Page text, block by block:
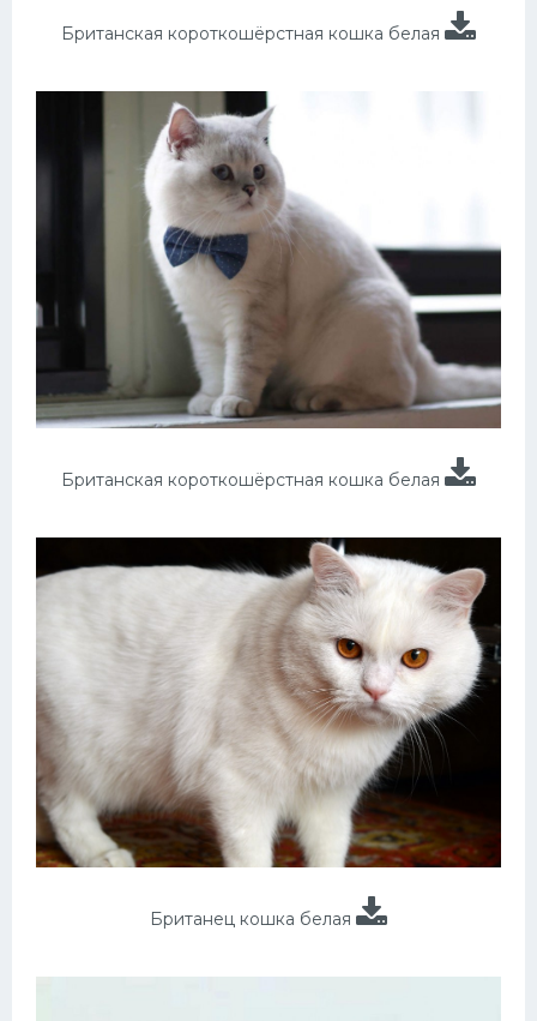
Британская короткошёрстная кошка белая
Британская короткошёрстная кошка белая
Британец кошка белая